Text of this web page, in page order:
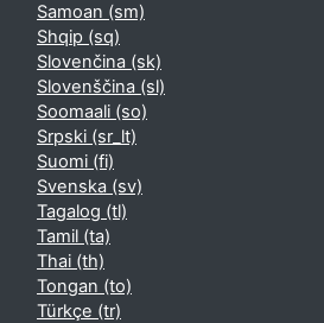
Samoan ‎(sm)‎
Shqip ‎(sq)‎
Slovenčina ‎(sk)‎
Slovenščina ‎(sl)‎
Soomaali ‎(so)‎
Srpski ‎(sr_lt)‎
Suomi ‎(fi)‎
Svenska ‎(sv)‎
Tagalog ‎(tl)‎
Tamil ‎(ta)‎
Thai ‎(th)‎
Tongan ‎(to)‎
Türkçe ‎(tr)‎